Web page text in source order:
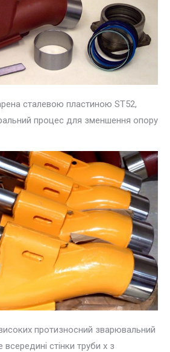
сталевою пластиною ST52,
процес для зменшення опору
протизносний зварювальний
стінки труби х з